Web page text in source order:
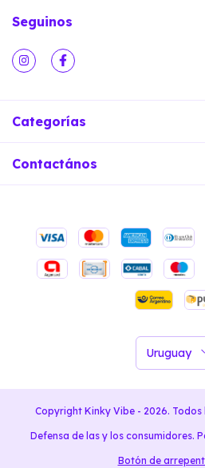
Seguinos
Categorías
Contactános
Copyright Kinky Vibe - 2026.
Defensa de las y los consumidores.
Botón de